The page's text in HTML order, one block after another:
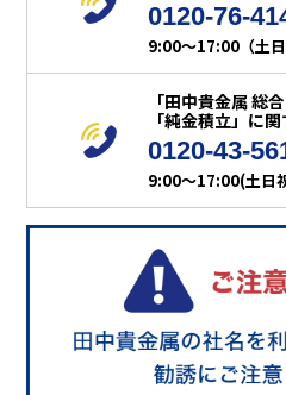
0120-76-
9:00～17:00（土日
「田中貴金属 総
「純金積立」に
0120-43-
9:00～17:00(土日